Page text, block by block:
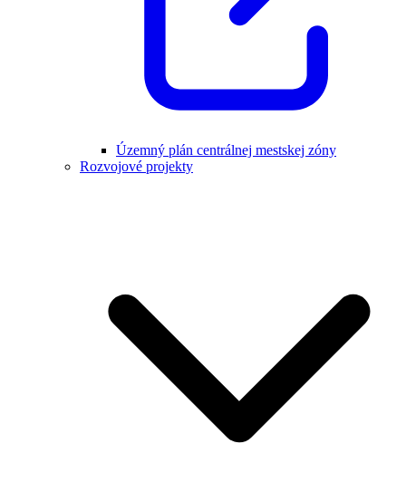
Územný plán centrálnej mestskej zóny
Rozvojové projekty